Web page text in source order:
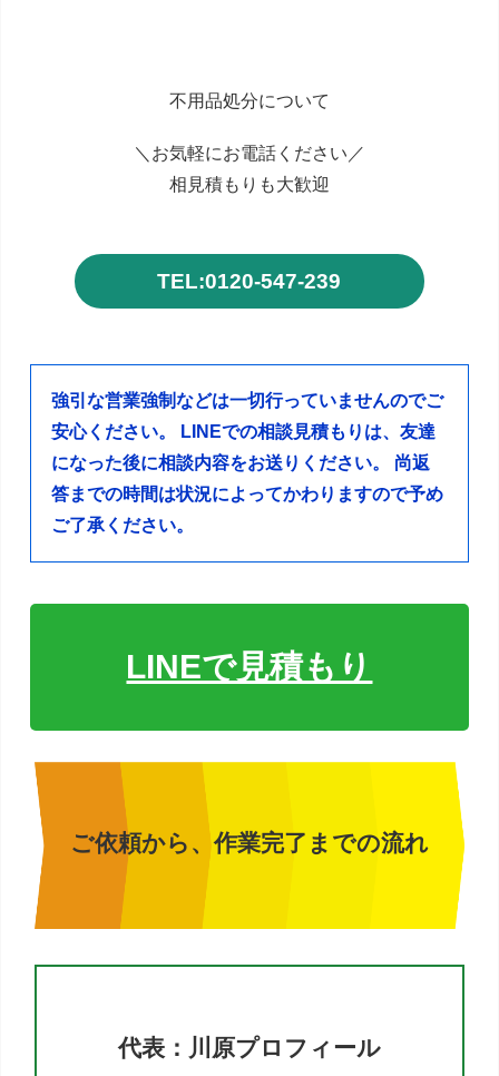
不用品処分について
＼お気軽にお電話ください／
相見積もりも大歓迎
TEL:0120-547-239
強引な営業強制などは一切行っていませんのでご
安心ください。
LINEでの相談見積もりは、友達
になった後に相談内容をお送りください。
尚返
答までの時間は状況によってかわりますので予め
ご了承ください。
LINEで見積もり
ご依頼から、作業完了までの流れ
代表：川原プロフィール